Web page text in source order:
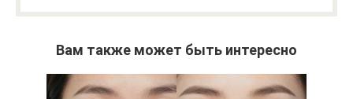
Вам также может быть интересно